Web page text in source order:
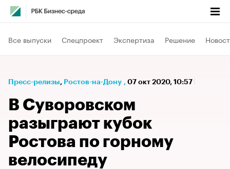
Все выпуски Спецпроект Экспертиза Решение
Пресс-релизы⁠, Ростов-на-Дону , 07 окт 2020, 10:57
В Суворовском
разыграют кубок
Ростова по горному
велосипеду